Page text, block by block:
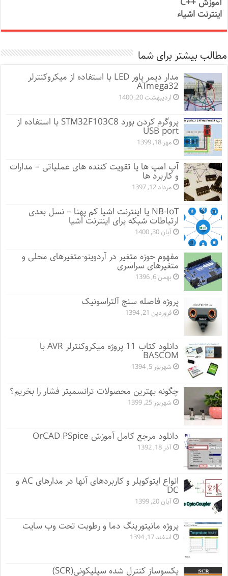
اینترنت اشیاء
مطالب بیشتر برای شما
مدار دیمر پاور LED با استفاده از میکروکنترلر
ATmega32
اردیبهشت 20, 1400
پروگرم کردن بورد STM32F103C8 با استفاده از
USB port
مهر 18, 1399
آپ امپ ها یا تقویت کننده های عملیاتی – مدارات
و کاربرد ها
مرداد 12, 1397
NB-IoT یا اینترنت اشیا کم پهنا – نسل بعدی
ارتباطات شبکه برای اینترنت اشیا
آبان 30, 1400
مفهوم حوزه متغیر در آردوینو-متغیرهای محلی و
متغیرهای سراسری
بهمن 6, 1396
پروژه فاصله سنج آلتراسونیک
فروردین 21, 1394
دانلود کتاب 11 پروژه میکروکنترلر AVR با
BASCOM
شهریور 5, 1394
چگونه بهترین محصولات ترانسمیتر فشار را بخریم؟
شهریور 25, 1399
دانلود مرجع کامل آموزش OrCAD PSpice
آذر 18, 1392
انواع اپتوکوپلر و کاربردهای آنها در مدارهای AC و
DC
آبان 20, 1399
پروژه مانيتورينگ دما و رطوبت تحت وب سایت
اسفند 17, 1394
یکسوساز کنترل شده سیلیکونی(SCR)